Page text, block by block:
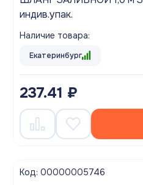
индив.упак.
Наличие товара:
Екатеринбург
237.41 ₽
Код: 00000005746